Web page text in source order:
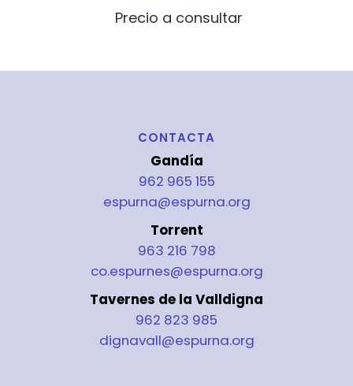
Precio a consultar
CONTACTA
Gandía
962 965 155
espurna@espurna.org
Torrent
963 216 798
co.espurnes@espurna.org
Tavernes de la Valldigna
962 823 985
dignavall@espurna.org